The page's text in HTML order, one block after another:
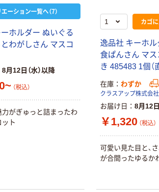
ーション一覧へ（7）
ホルダー ぬいぐる
わがしさん マスコ
8月12日（水）以降
（税込）
がぎゅっと詰まったわ
ト
カゴ
逸品社 キーホル
食ぱんさん マ
き 485483 1個（
在庫 わずか
クラスアップ株式会社
お届け日 8月12日
￥1,320 （税込）
可愛い見た目と、
が合間ったゆるか
本気プライス